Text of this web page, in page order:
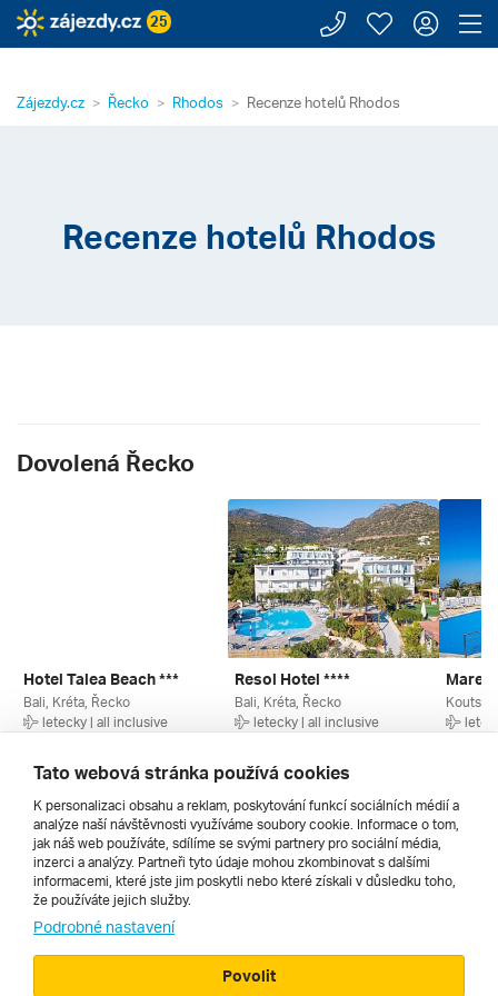
25 Zavolejte
Moje
Zájezdy.cz Řecko Rhodos Recenze hotelů Rhodos
Recenze hotelů Rhodos
Dovolená Řecko
Hotel Talea Beach ***
Bali, Kréta, Řecko
letecky | all inclusive
17 990 Kč
Resol Hotel ****
Bali, Kréta, Řecko
letecky | all inclusive
17 990 Kč
Mare
Všechny
Cestopisy
Tato webová stránka používá cookies
K personalizaci obsahu a reklam, poskytování funkcí sociálních médií a
analýze naší návštěvnosti využíváme soubory cookie. Informace o tom,
jak náš web používáte, sdílíme se svými partnery pro sociální média,
inzerci a analýzy. Partneři tyto údaje mohou zkombinovat s dalšími
informacemi, které jste jim poskytli nebo které získali v důsledku toho,
že používáte jejich služby.
Podrobné nastavení
Povolit